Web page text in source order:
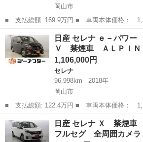
岡山市
■ 支払総額: 169.9万円 ■ 車両本体価格： 1,526,000 円 ■ メーカ
ー名： 日産 ■ 車種名： セレナ ■ グレー
ター Ｖセレクション 純正９型ナビ 後席モ
ア 全周囲...
岡山 岡山市 セレナ
日産 セレナ ｅ－パワ
Ｖ 禁煙車 ＡＬＰＩＮ
1,106,000円
セレナ
96,998km
2018年
岡山市
■ 支払総額: 122.4万円 ■ 車両本体価格： 1,106,000 円 ■ メーカ
ー名： 日産 ■ 車種名： セレナ ■ グレー
ハイウェイスターＶ 禁煙車 ＡＬＰＩＮＥビ
ビ バック...
岡山 岡山市 セレナ
日産 セレナ Ｘ 禁煙
フルセグ 全周囲カメ